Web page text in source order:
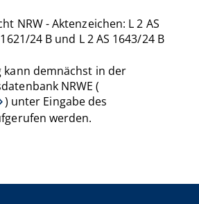
NRW - Aktenzeichen: L 2 AS
24 B und L 2 AS 1643/24 B
kann demnächst in der
NRWE (
) unter Eingabe des
werden.